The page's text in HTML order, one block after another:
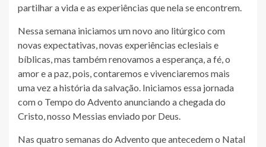
partilhar a vida e as experiências que nela se encontrem.
Nessa semana iniciamos um novo ano litúrgico com
novas expectativas, novas experiências eclesiais e
bíblicas, mas também renovamos a esperança, a fé, o
amor e a paz, pois, contaremos e vivenciaremos mais
uma vez a história da salvação. Iniciamos essa jornada
com o Tempo do Advento anunciando a chegada do
Cristo, nosso Messias enviado por Deus.
Nas quatro semanas do Advento que antecedem o Natal